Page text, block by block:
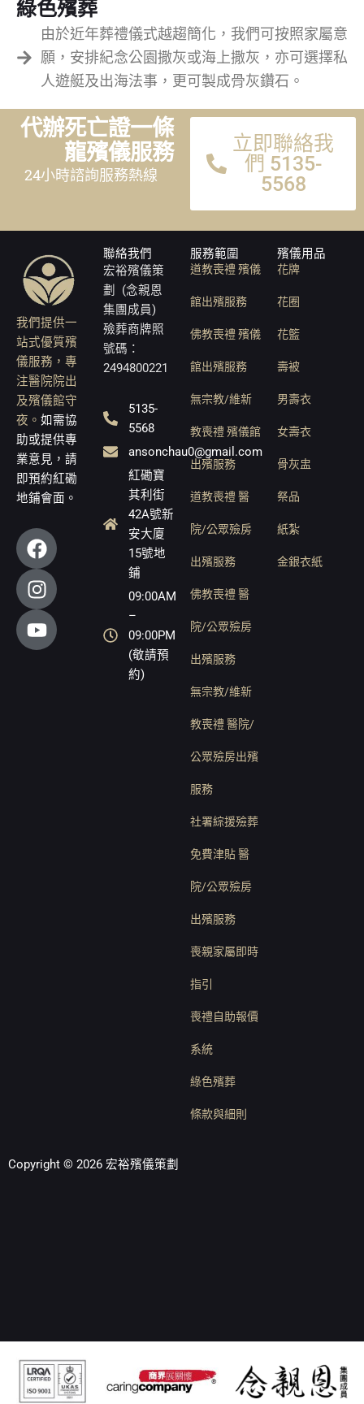
綠色殯葬
由於近年葬禮儀式越趨簡化，我們可按照家屬意
願，安排紀念公園撒灰或海上撒灰，亦可選擇私
人遊艇及出海法事，更可製成骨灰鑽石。
代辦死亡證一條
龍殯儀服務
24小時諮詢服務熱線
立即聯絡我
們 5135-
5568
我們提供一
站式優質殯
儀服務，專
注醫院院出
及殯儀館守
夜。 如需協
助或提供專
業意見，請
即預約紅磡
地鋪會面。
F
a
c
e
b
o
I
n
s
t
a
g
Y
o
u
t
u
b
聯絡我們
宏裕殯儀策
劃 (念親恩
集團成員)
殮葬商牌照
號碼：
2494800221
5135-
5568
ansonchau0@gmail.com
紅磡寶
其利街
42A號新
安大廈
15號地
鋪
09:00AM
–
09:00PM
(敬請預
約)
服務範圍
道教喪禮 殯儀
館出殯服務
佛教喪禮 殯儀
館出殯服務
無宗教/維新
教喪禮 殯儀館
出殯服務
道教喪禮 醫
院/公眾殮房
出殯服務
佛教喪禮 醫
院/公眾殮房
出殯服務
無宗教/維新
教喪禮 醫院/
公眾殮房出殯
服務
社署綜援殮葬
免費津貼 醫
院/公眾殮房
出殯服務
喪親家屬即時
指引
喪禮自助報價
系統
綠色殯葬
條款與細則
殯儀用品
花牌
花圈
花籃
壽被
男壽衣
女壽衣
骨灰盅
祭品
紙紮
金銀衣紙
Copyright © 2026 宏裕殯儀策劃